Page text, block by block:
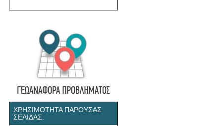
ΧΡΗΣΙΜΌΤΗΤΑ ΠΑΡΟΎΣΑΣ
ΣΕΛΊΔΑΣ.